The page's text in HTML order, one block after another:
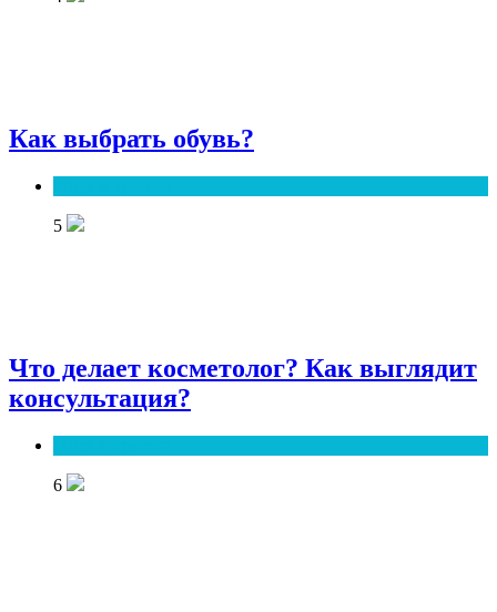
Как выбрать обувь?
5
Что делает косметолог? Как выглядит
консультация?
6